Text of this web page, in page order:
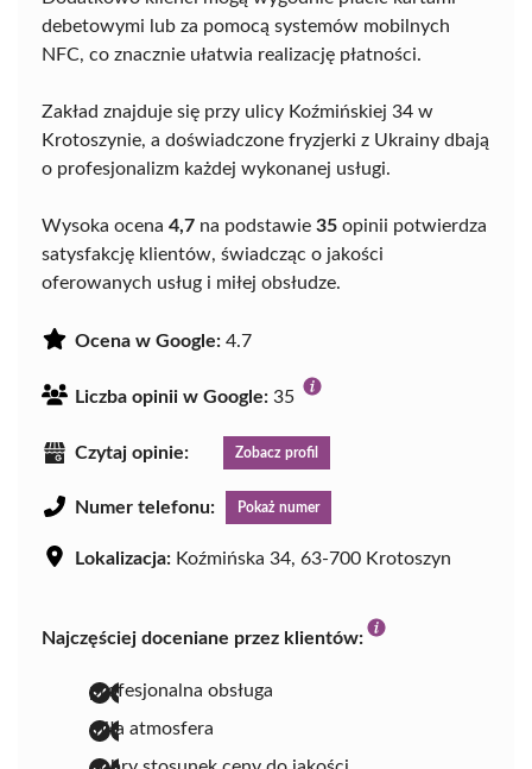
debetowymi lub za pomocą systemów mobilnych
NFC, co znacznie ułatwia realizację płatności.
Zakład znajduje się przy ulicy Koźmińskiej 34 w
Krotoszynie, a doświadczone fryzjerki z Ukrainy dbają
o profesjonalizm każdej wykonanej usługi.
Wysoka ocena 4,7 na podstawie 35 opinii potwierdza
satysfakcję klientów, świadcząc o jakości
oferowanych usług i miłej obsłudze.
Ocena w Google: 4.7
Liczba opinii w Google: 35
Czytaj opinie: Zobacz profil
Numer telefonu: Pokaż numer
Lokalizacja: Koźmińska 34, 63-700 Krotoszyn
Najczęściej doceniane przez klientów:
profesjonalna obsługa
miła atmosfera